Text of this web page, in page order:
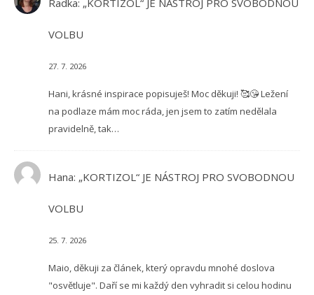
Radka: „KORTIZOL“ JE NÁSTROJ PRO SVOBODNOU
VOLBU
27. 7. 2026
Hani, krásné inspirace popisuješ! Moc děkuji! 🥰😘 Ležení
na podlaze mám moc ráda, jen jsem to zatím nedělala
pravidelně, tak…
Hana: „KORTIZOL“ JE NÁSTROJ PRO SVOBODNOU
VOLBU
25. 7. 2026
Maio, děkuji za článek, který opravdu mnohé doslova
"osvětluje". Daří se mi každý den vyhradit si celou hodinu